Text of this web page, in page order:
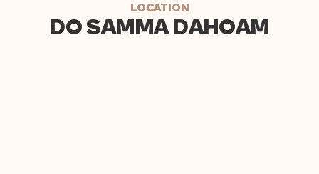
LOCATION
DO SAMMA DAHOAM